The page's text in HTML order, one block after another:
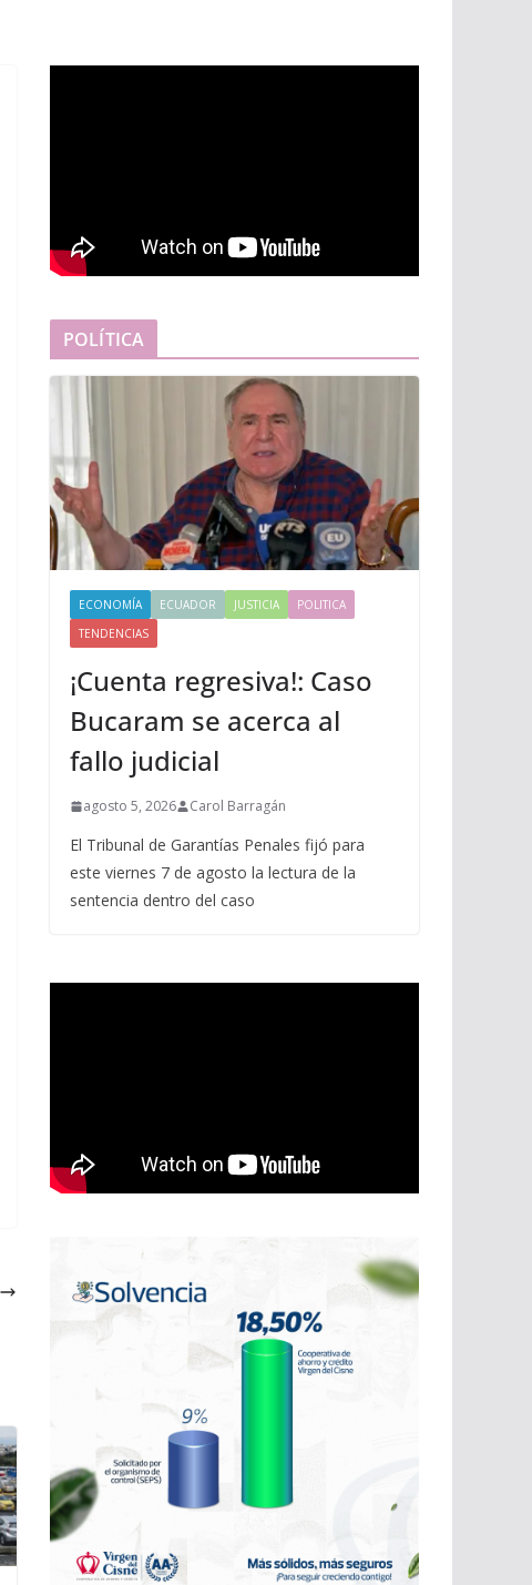
POLÍTICA
ECONOMÍA ECUADOR JUSTICIA
POLITICA
TENDENCIAS
¡Cuenta regresiva!: Caso
Bucaram se acerca al
fallo judicial
agosto 5, 2026 Carol Barragán
El Tribunal de Garantías Penales fijó para
este viernes 7 de agosto la lectura de la
sentencia dentro del caso